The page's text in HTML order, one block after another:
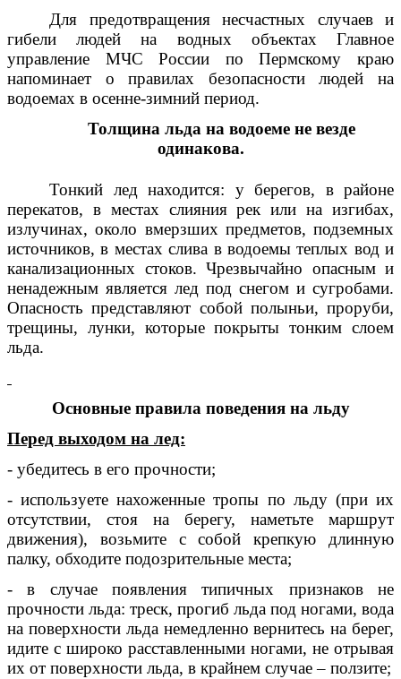
Для предотвращения несчастных случаев и
гибели людей на водных объектах Главное
управление МЧС России по Пермскому краю
напоминает о правилах безопасности людей на
водоемах в осенне-зимний период.
Толщина льда на водоеме не везде
одинакова.
Тонкий лед находится: у берегов, в районе
перекатов, в местах слияния рек или на изгибах,
излучинах, около вмерзших предметов, подземных
источников, в местах слива в водоемы теплых вод и
канализационных стоков. Чрезвычайно опасным и
ненадежным является лед под снегом и сугробами.
Опасность представляют собой полыньи, проруби,
трещины, лунки, которые покрыты тонким слоем
льда.
Основные правила поведения на льду
Перед выходом на лед:
- убедитесь в его прочности;
- используете нахоженные тропы по льду (при их
отсутствии, стоя на берегу, наметьте маршрут
движения), возьмите с собой крепкую длинную
палку, обходите подозрительные места;
- в случае появления типичных признаков не
прочности льда: треск, прогиб льда под ногами, вода
на поверхности льда немедленно вернитесь на берег,
идите с широко расставленными ногами, не отрывая
их от поверхности льда, в крайнем случае – ползите;